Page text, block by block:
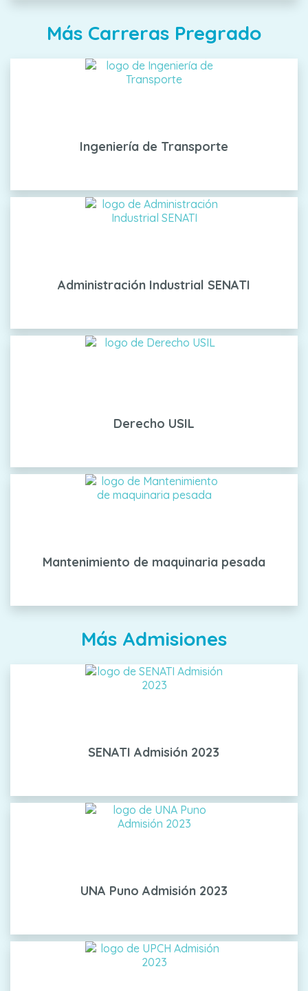
Más Carreras Pregrado
Ingeniería de Transporte
Administración Industrial SENATI
Derecho USIL
Mantenimiento de maquinaria pesada
Más Admisiones
SENATI Admisión 2023
UNA Puno Admisión 2023